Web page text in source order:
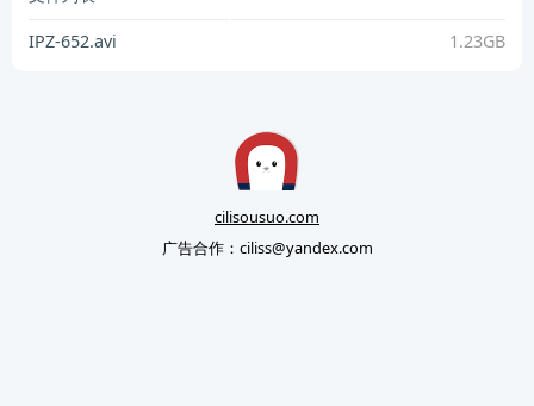
IPZ-652.avi 1.23GB
cilisousuo.com
广告合作： ciliss@yandex.com